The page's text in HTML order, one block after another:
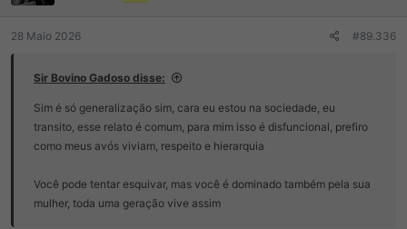
s
28 Maio 2026 #89.336
Sir Bovino Gadoso disse:
Sim é só generalização sim, cara eu estou na sociedade, eu
transito, esse relato é comum, para mim isso é disfuncional, prefiro
como meus avós viviam, respeito e hierarquia
Você pode tentar esquivar, mas você é dominado também pela sua
mulher, toda uma geração vive assim